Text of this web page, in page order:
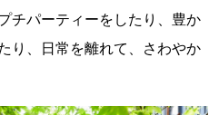
チパーティーをしたり、豊か
り、日常を離れて、さわやか